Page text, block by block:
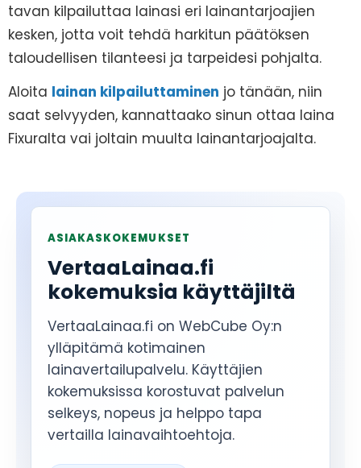
tavan kilpailuttaa lainasi eri lainantarjoajien
kesken, jotta voit tehdä harkitun päätöksen
taloudellisen tilanteesi ja tarpeidesi pohjalta.
Aloita lainan kilpailuttaminen jo tänään, niin
saat selvyyden, kannattaako sinun ottaa laina
Fixuralta vai joltain muulta lainantarjoajalta.
ASIAKASKOKEMUKSET
VertaaLainaa.fi
kokemuksia käyttäjiltä
VertaaLainaa.fi on WebCube Oy:n
ylläpitämä kotimainen
lainavertailupalvelu. Käyttäjien
kokemuksissa korostuvat palvelun
selkeys, nopeus ja helppo tapa
vertailla lainavaihtoehtoja.